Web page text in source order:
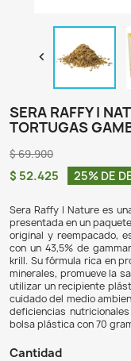

SERA RAFFY
TORTUGAS
$ 69.900
$ 52.425 25%